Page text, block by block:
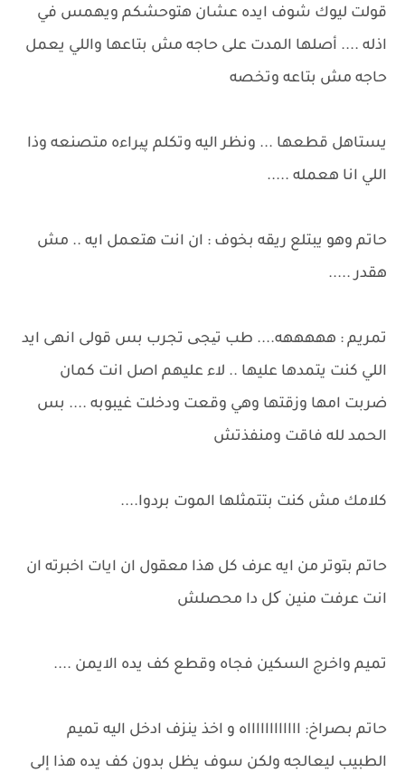
قولت ليوك شوف ايده عشان هتوحشكم ويهمس في
اذله .... أصلها المدت على حاجه مش بتاعها واللي يعمل
حاجه مش بتاعه وتخصه
يستاهل قطعها ... ونظر اليه وتكلم پیراءه متصنعه وذا
اللي انا هعمله .....
حاتم وهو يبتلع ريقه بخوف : ان انت هتعمل ايه .. مش
هقدر .....
تمريم : هههههه.... طب تیجی تجرب بس قولى انهى ايد
اللي كنت يتمدها عليها .. لاء عليهم اصل انت كمان
ضربت امها وزقتها وهي وقعت ودخلت غيبوبه .... بس
الحمد لله فاقت ومنفذتش
كلامك مش كنت بتتمثلها الموت بردوا....
حاتم بتوتر من ايه عرف كل هذا معقول ان ايات اخبرته ان
انت عرفت منين کل دا محصلش
تميم واخرج السكين فجاه وقطع كف يده الايمن ....
حاتم بصراخ: ااااااااااااه و اخذ ينزف ادخل اليه تميم
الطبيب ليعالجه ولكن سوف يظل بدون كف يده هذا إلى